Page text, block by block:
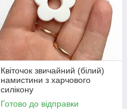
Квіточок звичайний (білий)
намистини з харчового
силікону
Готово до відправки